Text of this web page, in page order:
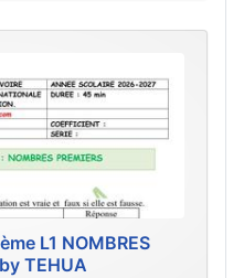
L1 NOMBRES
TEHUA